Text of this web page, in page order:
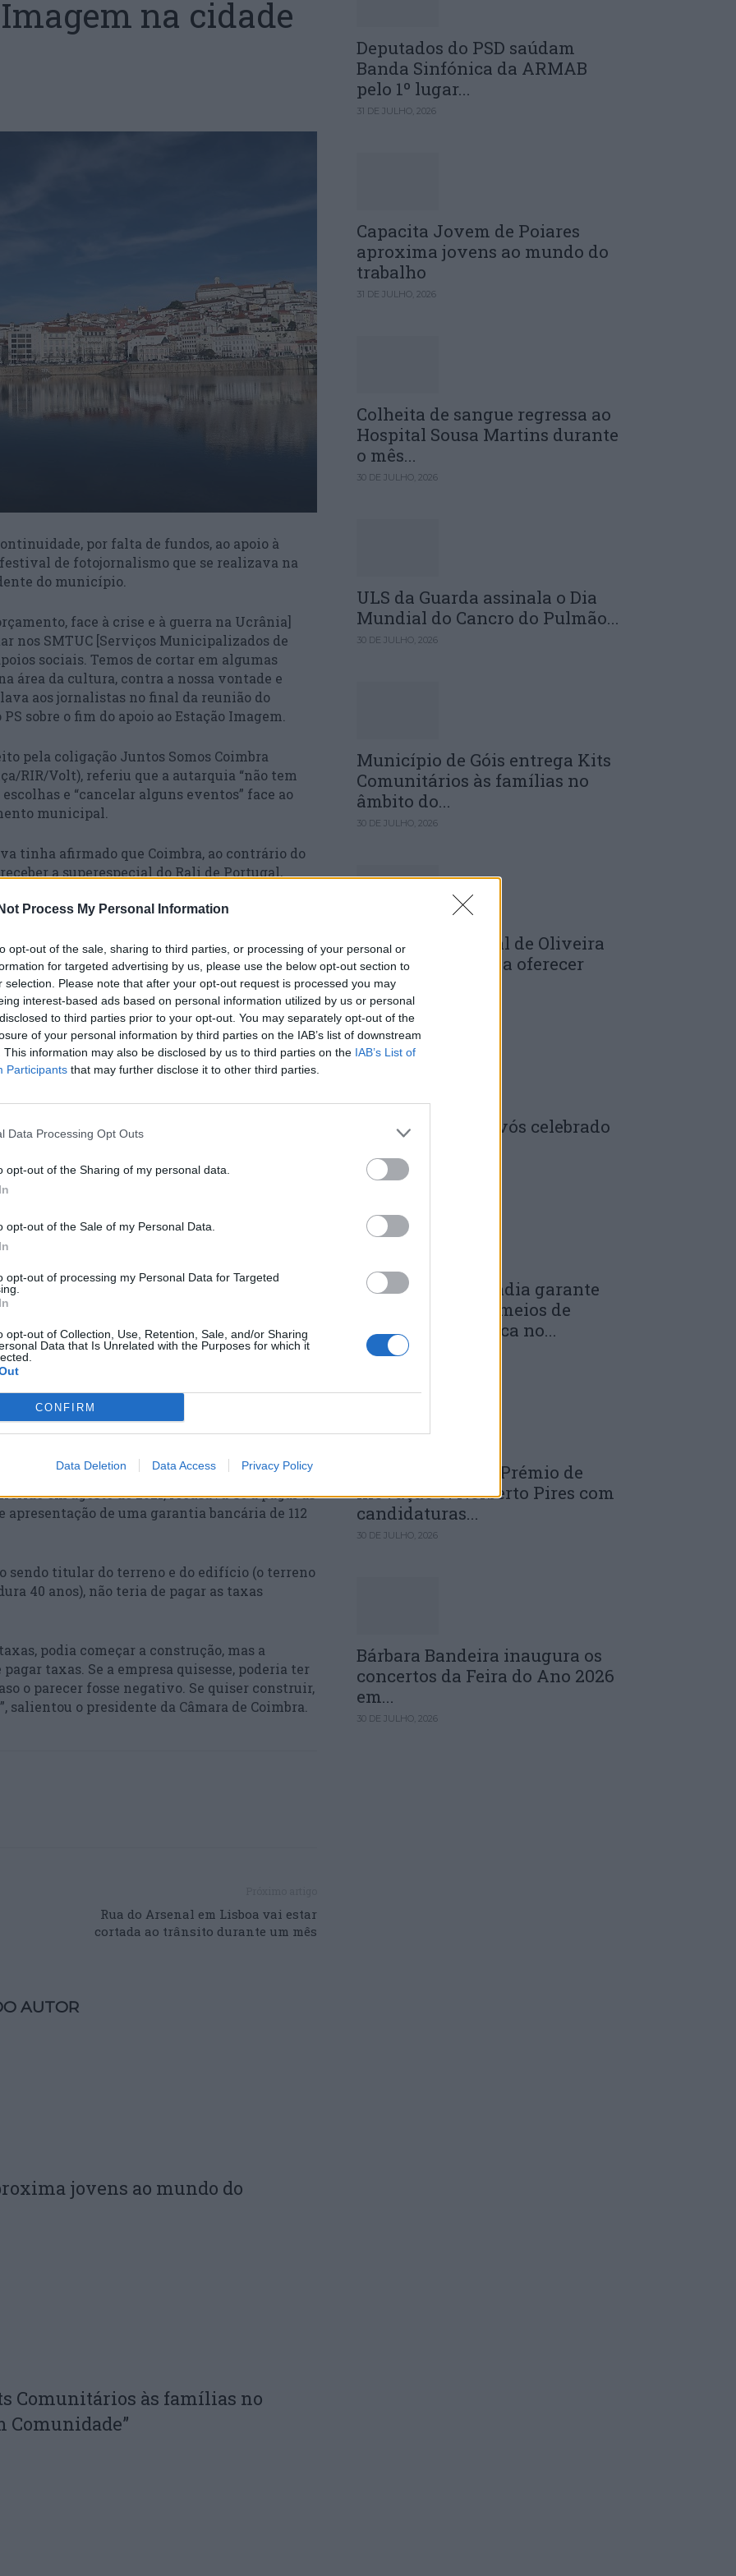
Process My Personal Information
opt-out of the sale, sharing to third parties, or processing of your personal or
for targeted advertising by us, please use the below opt-out section to
selection. Please note that after your opt-out request is processed you may
interest-based ads based on personal information utilized by us or personal
to third parties prior to your opt-out. You may separately opt-out of the
of your personal information by third parties on the IAB’s list of downstream
This information may also be disclosed by us to third parties on the IAB’s List of
Participants that may further disclose it to other third parties.
Data Processing Opt Outs
opt-out of the Sharing of my personal data.
opt-out of the Sale of my Personal Data.
opt-out of processing my Personal Data for Targeted
opt-out of Collection, Use, Retention, Sale, and/or Sharing
Data that Is Unrelated with the Purposes for which it
CONFIRM
Data Deletion Data Access Privacy Policy
na cidade
por falta de fundos, ao apoio à
de fotojornalismo que se realizava na
do município.
face à crise e à guerra na Ucrânia]
nos SMTUC [Serviços Municipalizados de
sociais. Temos de cortar em algumas
área da cultura, contra a nossa vontade e
aos jornalistas no final da reunião do
sobre o fim do apoio ao Estação Imagem.
pela coligação Juntos Somos Coimbra
RIR/Volt), referiu que a autarquia “não tem
e “cancelar alguns eventos” face ao
municipal.
tinha afirmado que Coimbra, ao contrário do
a superespecial do Rali de Portugal,
socialista Carina Gomes criticou “a
em Coimbra”, referindo-se ao
“único na Península Ibérica, de qualidade
de todo o mundo”.
meio, acabou com a Feira Cultural de Coimbra,
sem nunca ter reposto, como prometeu, as
a Mostra de Estátuas Vivas, com a Exposição
Estação Imagem”, recordou a vereadora na
do município comunicou a decisão à
de que o executivo anterior, do PS,
euros”, que “é mentira”.
de Coimbra “com as contas equilibradas e
cerca de 20 milhões de euros”.
da Câmara de Coimbra informou que um
e Desenvolvimento Regional do Centro
pela construção do Centro Olímpico de
urbanísticas associadas ao processo, depois
ter recusado pagar essas taxas.
oposição em janeiro de 2019, no anterior
não avançava face a um diferendo
com maioria da coligação Juntos Somos
Areeiro.
em agosto de 2021, recusava-se a pagar as
de uma garantia bancária de 112
sendo titular do terreno e do edifício (o terreno
40 anos), não teria de pagar as taxas
podia começar a construção, mas a
taxas. Se a empresa quisesse, poderia ter
o parecer fosse negativo. Se quiser construir,
salientou o presidente da Câmara de Coimbra.
Rua do Arsenal em Lisboa vai estar
cortada ao trânsito durante um mês
AUTOR
jovens ao mundo do
Comunitários às famílias no
Comunidade”
Deputados do PSD saúdam
Banda Sinfónica da ARMAB
pelo 1º lugar...
31 DE JULHO, 2026
Capacita Jovem de Poiares
aproxima jovens ao mundo do
trabalho
31 DE JULHO, 2026
Colheita de sangue regressa ao
Hospital Sousa Martins durante
o mês...
30 DE JULHO, 2026
ULS da Guarda assinala o Dia
Mundial do Cancro do Pulmão...
30 DE JULHO, 2026
Município de Góis entrega Kits
Comunitários às famílias no
âmbito do...
30 DE JULHO, 2026
Câmara Municipal de Oliveira
do Hospital volta a oferecer
cadernos de...
30 DE JULHO, 2026
Penela: Dia dos Avós celebrado
30 DE JULHO, 2026
Município de Anadia garante
manutenção dos meios de
emergência médica no...
30 DE JULHO, 2026
Quinta edição do Prémio de
Inovação J. Norberto Pires com
candidaturas...
30 DE JULHO, 2026
Bárbara Bandeira inaugura os
concertos da Feira do Ano 2026
em...
30 DE JULHO, 2026